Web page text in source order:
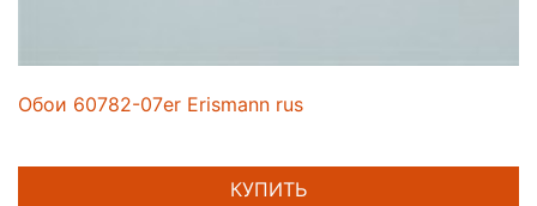
Обои 60782-07er Erismann rus
КУПИТЬ